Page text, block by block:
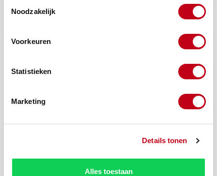
Noodzakelijk
Voorkeuren
Statistieken
Marketing
Details tonen
Alles toestaan
U-profiel 15x12x15x1 mm Wit 2600 mm
U-profiel 15x12x15x1 mm Zwart 2600 mm